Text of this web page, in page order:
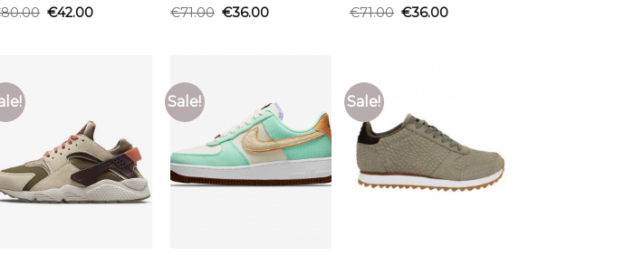
80.00 €42.00
€71.00 €36.00
€71.00 €36.00
Sale! Sale!